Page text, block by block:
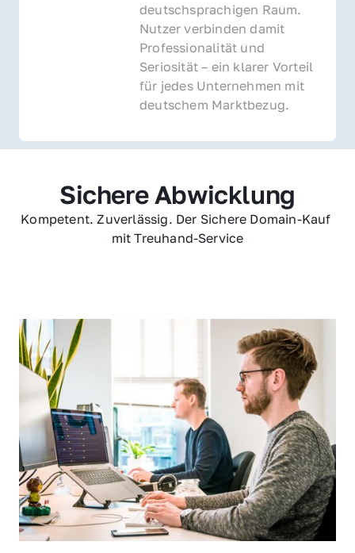
deutschsprachigen Raum.
Nutzer verbinden damit
Professionalität und
Seriosität – ein klarer Vorteil
für jedes Unternehmen mit
deutschem Marktbezug.
Sichere Abwicklung
Kompetent. Zuverlässig. Der Sichere Domain-Kauf
mit Treuhand-Service